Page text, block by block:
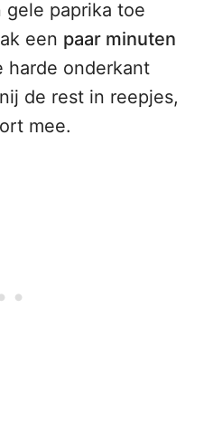
paprika toe
een paar minuten
harde onderkant
de rest in reepjes,
mee.